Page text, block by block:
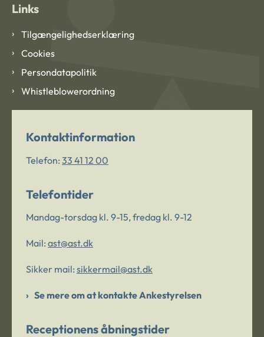
Links
Tilgængelighedserklæring
Cookies
Persondatapolitik
Whistleblowerordning
Kontaktinformation
Telefon: 33 41 12 00
Telefontider
Mandag-torsdag kl. 9-15, fredag kl. 9-12
Mail: ast@ast.dk
Sikker mail: sikkermail@ast.dk
Se mere om at kontakte Ankestyrelsen
Receptionens åbningstider